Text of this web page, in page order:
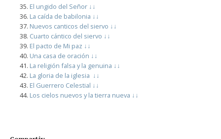
El ungido del Señor ↓↓
La caída de babilonia ↓↓
Nuevos canticos del siervo ↓↓
Cuarto cántico del siervo ↓↓
El pacto de Mi paz ↓↓
Una casa de oración ↓↓
La religión falsa y la genuina ↓↓
La gloria de la iglesia ↓↓
El Guerrero Celestial ↓↓
Los cielos nuevos y la tierra nueva ↓↓